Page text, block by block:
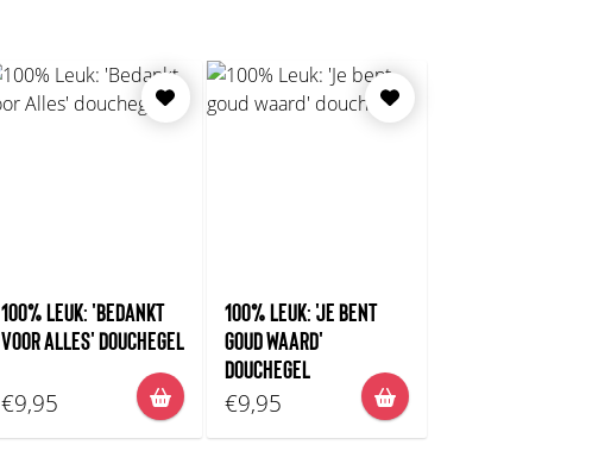
100% LEUK: 'BEDANKT
VOOR ALLES' DOUCHEGEL
€9,95
100% LEUK: 'JE BENT
GOUD WAARD'
DOUCHEGEL
€9,95